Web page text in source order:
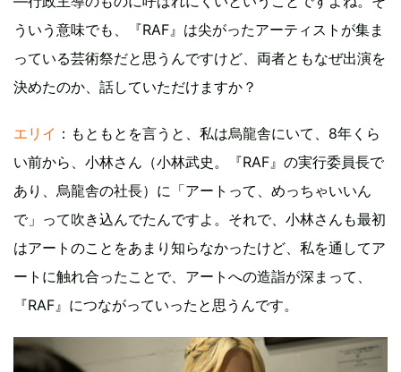
ういう意味でも、『RAF』は尖がったアーティストが集ま
っている芸術祭だと思うんですけど、両者ともなぜ出演を
決めたのか、話していただけますか？
エリイ ：もともとを言うと、私は烏龍舎にいて、8年くら
い前から、小林さん（小林武史。『RAF』の実行委員長で
あり、烏龍舎の社長）に「アートって、めっちゃいいん
で」って吹き込んでたんですよ。それで、小林さんも最初
はアートのことをあまり知らなかったけど、私を通してア
ートに触れ合ったことで、アートへの造詣が深まって、
『RAF』につながっていったと思うんです。